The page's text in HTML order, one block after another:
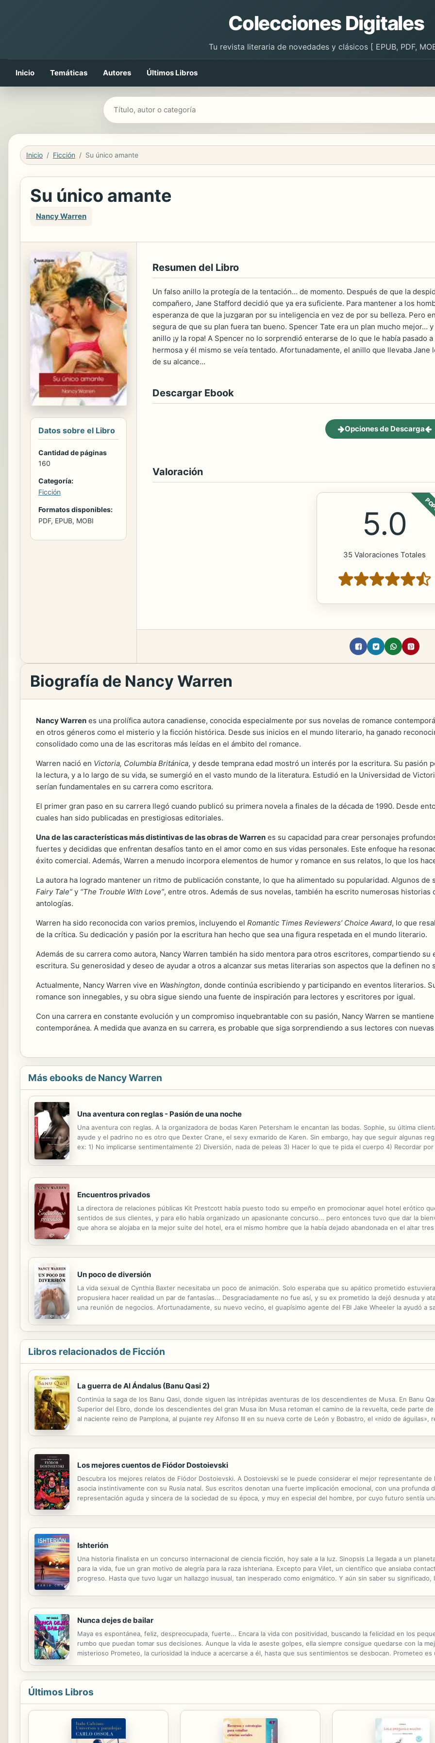
Colecciones Digitales
Tu revista literaria de novedades y clásicos [ EPUB, PDF,
Inicio Temáticas Autores Últimos Libros
Buscar libros
Inicio Ficción Su único amante
Su único amante
Nancy Warren
Datos sobre el Libro
Cantidad de páginas
160
Categoría:
Ficción
Formatos disponibles:
PDF, EPUB, MOBI
Resumen del Libro
Un falso anillo la protegía de la tentación… de momento. Después de que la
compañero, Jane Stafford decidió que ya era suficiente. Para mantener a los
esperanza de que la juzgaran por su inteligencia en vez de por su belleza. Pero
segura de que su plan fuera tan bueno. Spencer Tate era un plan mucho mejor…
anillo ¡y la ropa! A Spencer no lo sorprendió enterarse de lo que le había pasado
hermosa y él mismo se veía tentado. Afortunadamente, el anillo que llevaba Jane
de su alcance...
Descargar Ebook
Opciones de Descarga
Valoración
5.0
35 Valoraciones Totales
Biografía de Nancy Warren
Nancy Warren es una prolífica autora canadiense, conocida especialmente por sus novelas de romance
en otros géneros como el misterio y la ficción histórica. Desde sus inicios en el mundo literario, ha ganado
consolidado como una de las escritoras más leídas en el ámbito del romance.
Warren nació en Victoria, Columbia Británica, y desde temprana edad mostró un interés por la escritura. Su pasión
la lectura, y a lo largo de su vida, se sumergió en el vasto mundo de la literatura. Estudió en la Universidad de
serían fundamentales en su carrera como escritora.
El primer gran paso en su carrera llegó cuando publicó su primera novela a finales de la década de 1990. Desde
cuales han sido publicadas en prestigiosas editoriales.
Una de las características más distintivas de las obras de Warren es su capacidad para crear personajes
fuertes y decididas que enfrentan desafíos tanto en el amor como en sus vidas personales. Este enfoque ha
éxito comercial. Además, Warren a menudo incorpora elementos de humor y romance en sus relatos, lo que los
La autora ha logrado mantener un ritmo de publicación constante, lo que ha alimentado su popularidad. Algunos
Fairy Tale” y “The Trouble With Love”, entre otros. Además de sus novelas, también ha escrito numerosas
antologías.
Warren ha sido reconocida con varios premios, incluyendo el Romantic Times Reviewers’ Choice Award, lo que
de la crítica. Su dedicación y pasión por la escritura han hecho que sea una figura respetada en el mundo literario.
Además de su carrera como autora, Nancy Warren también ha sido mentora para otros escritores, compartiendo
escritura. Su generosidad y deseo de ayudar a otros a alcanzar sus metas literarias son aspectos que la definen
Actualmente, Nancy Warren vive en Washington, donde continúa escribiendo y participando en eventos literarios.
romance son innegables, y su obra sigue siendo una fuente de inspiración para lectores y escritores por igual.
Con una carrera en constante evolución y un compromiso inquebrantable con su pasión, Nancy Warren se
contemporánea. A medida que avanza en su carrera, es probable que siga sorprendiendo a sus lectores con
Más ebooks de Nancy Warren
Una aventura con reglas - Pasión de una noche
Una aventura con reglas. A la organizadora de bodas Karen Petersham le encantan las bodas. Sophie, su última
ayude y el padrino no es otro que Dexter Crane, el sexy exmarido de Karen. Sin embargo, hay que seguir algunas
ex: 1) No implicarse sentimentalmente 2) Diversión, nada de peleas 3) Hacer lo que te pida el cuerpo 4) Recordar
Encuentros privados
La directora de relaciones públicas Kit Prestcott había puesto todo su empeño en promocionar aquel hotel erótico
sentidos de sus clientes, y para ello había organizado un apasionante concurso... pero entonces tuvo que dar la
que ahora se alojaba en la mejor suite del hotel, era el mismo hombre que la había dejado abandonada en el altar
Un poco de diversión
La vida sexual de Cynthia Baxter necesitaba un poco de animación. Solo esperaba que su apático prometido
propusiera hacer realidad un par de fantasías... Desgraciadamente no fue así, y su ex prometido la dejó desnuda y
una reunión de negocios. Afortunadamente, su nuevo vecino, el guapísimo agente del FBI Jake Wheeler la ayudó a
Libros relacionados de Ficción
La guerra de Al Ándalus (Banu Qasi 2)
Continúa la saga de los Banu Qasi, donde siguen las intrépidas aventuras de los descendientes de Musa. En Banu
Superior del Ebro, donde los descendientes del gran Musa ibn Musa retoman el camino de la revuelta, cede parte
al naciente reino de Pamplona, al pujante rey Alfonso III en su nueva corte de León y Bobastro, el «nido de águilas»,
Los mejores cuentos de Fiódor Dostoievski
Descubra los mejores relatos de Fiódor Dostoievski. A Dostoievski se le puede considerar el mejor representante
asocia instintivamente con su Rusia natal. Sus escritos denotan una fuerte implicación emocional, con una profunda
representación aguda y sincera de la sociedad de su época, y muy en especial del hombre, por cuyo futuro sentía
Ishterión
Una historia finalista en un concurso internacional de ciencia ficción, hoy sale a la luz. Sinopsis La llegada a un
para la vida, fue un gran motivo de alegría para la raza ishteriana. Excepto para Vilet, un científico que ansiaba
progreso. Hasta que tuvo lugar un hallazgo inusual, tan inesperado como enigmático. Y aún sin saber su
Nunca dejes de bailar
Maya es espontánea, feliz, despreocupada, fuerte... Encara la vida con positividad, buscando la felicidad en los
rumbo que puedan tomar sus decisiones. Aunque la vida le aseste golpes, ella siempre consigue quedarse con la
misterioso Prometeo, la curiosidad la induce a acercarse a él, hasta que sus sentimientos se desbocan. Prometeo
Últimos Libros